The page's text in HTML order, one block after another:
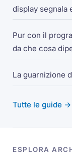
display segnala
Pur con il
da che cosa
La guarnizione
Tutte le guide →
ESPLORA